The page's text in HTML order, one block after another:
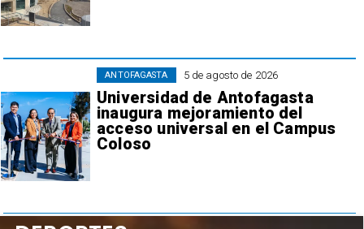
5 de agosto de 2026
Universidad de Antofagasta
inaugura mejoramiento del
acceso universal en el Campus
Coloso
ANTOFAGASTA